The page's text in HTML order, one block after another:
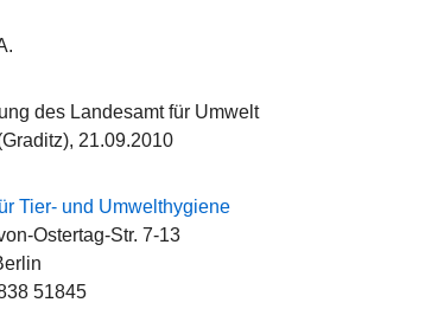
des Landesamt für Umwelt
21.09.2010
Tier- und Umwelthygiene
Ostertag-Str. 7-13
51845